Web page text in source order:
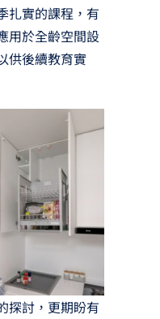
扎實的課程，有
用於全齡空間設
供後續教育實
探討，更期盼有